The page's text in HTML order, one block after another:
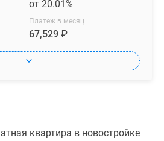
от 20.01%
Платеж в месяц
67,529 ₽
квартира в новостройке